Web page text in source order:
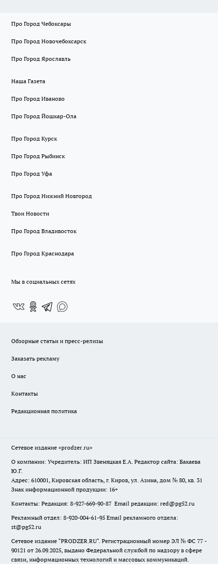
Про Город Чебоксары
Про Город Новочебоксарск
Про Город Ярославль
Наша Газета
Про Город Иваново
Про Город Йошкар-Ола
Про Город Курск
Про Город Рыбинск
Про Город Уфа
Про Город Нижний Новгород
Твои Новости
Про Город Владивосток
Про Город Краснодара
Мы в социальных сетях
Обзорные статьи и пресс-релизы
Заказать рекламу
О нас
Контакты
Редакционная политика
Сетевое издание «prodzer.ru»
О компании: Учредитель: ИП Звеняцкая Е.А. Редактор сайта: Бакаева
Ю.Г.
Адрес: 610001, Кировская область, г. Киров, ул. Азина, дом № 80, кв. 31
Знак информационной продукции: 16+
Контакты: Редакция: 8-927-669-90-87 Email редакции: red@pg52.ru
Рекламный отдел: 8-920-004-61-95 Email рекламного отдела:
st@pg52.ru
Сетевое издание "PRODZER.RU". Регистрационный номер ЭЛ № ФС 77 -
90121 от 26.09.2025, выдано Федеральной службой по надзору в сфере
связи, информационных технологий и массовых коммуникаций.